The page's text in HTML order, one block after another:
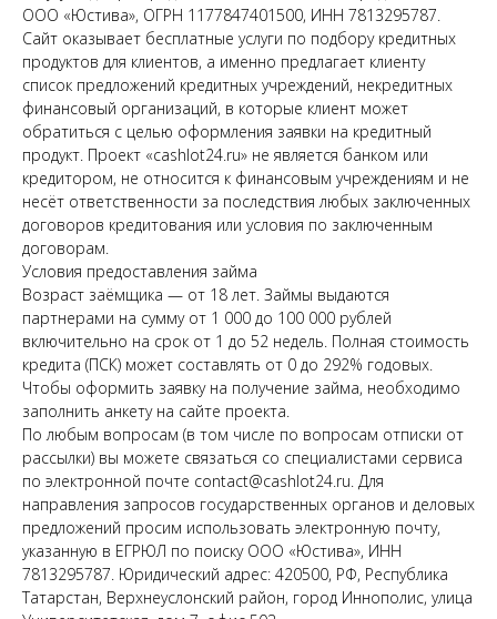
ООО «Юстива», ОГРН 1177847401500, ИНН 7813295787.
Сайт оказывает бесплатные услуги по подбору кредитных
продуктов для клиентов, а именно предлагает клиенту
список предложений кредитных учреждений, некредитных
финансовый организаций, в которые клиент может
обратиться с целью оформления заявки на кредитный
продукт. Проект «cashlot24.ru» не является банком или
кредитором, не относится к финансовым учреждениям и не
несёт ответственности за последствия любых заключенных
договоров кредитования или условия по заключенным
договорам.
Условия предоставления займа
Возраст заёмщика — от 18 лет. Займы выдаются
партнерами на сумму от 1 000 до 100 000 рублей
включительно на срок от 1 до 52 недель. Полная стоимость
кредита (ПСК) может составлять от 0 до 292% годовых.
Чтобы оформить заявку на получение займа, необходимо
заполнить анкету на сайте проекта.
По любым вопросам (в том числе по вопросам отписки от
рассылки) вы можете связаться со специалистами сервиса
по электронной почте contact@cashlot24.ru. Для
направления запросов государственных органов и деловых
предложений просим использовать электронную почту,
указанную в ЕГРЮЛ по поиску ООО «Юстива», ИНН
7813295787. Юридический адрес: 420500, РФ, Республика
Татарстан, Верхнеуслонский район, город Иннополис, улица